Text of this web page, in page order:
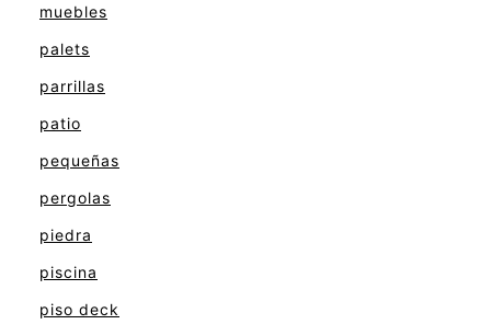
muebles
palets
parrillas
patio
pequeñas
pergolas
piedra
piscina
piso deck